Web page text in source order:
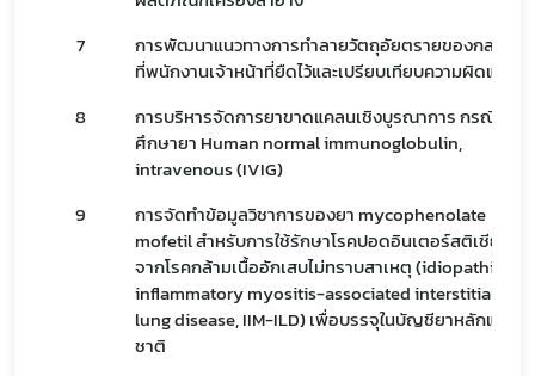
7
การพัฒนาแนวทางการทำลายวัตถุอัยตรายของกลาง
ที่พนักงานเจ้าหน้าที่ยืดไว้และเปรียบเทียบความผิดแล้ว
8
การบริหารจัดการยาขาดแคลนเชิงบูรณาการ กรณี
ศึกษายา Human normal immunoglobulin,
intravenous (IVIG)
9
การจัดทำข้อมูลวิชาการของยา mycophenolate
mofetil สำหรับการใช้รักษาโรคปอดอินเตอร์สติเชียล
จากโรคกล้ามเนื้ออักเสบไม่ทราบสาเหตุ (idiopathic
inflammatory myositis-associated interstitial
lung disease, IIM-ILD) เพื่อบรรจุในบัญชียาหลักแห่ง
ชาติ